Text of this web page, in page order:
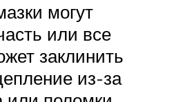
могут
или все
заклинить
из-за